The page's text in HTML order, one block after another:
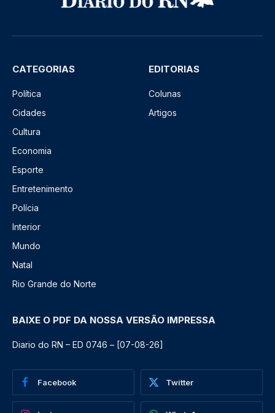
CATEGORIAS
Política
Cidades
Cultura
Economia
Esporte
Entretenimento
Polícia
Interior
Mundo
Natal
Rio Grande do Norte
EDITORIAS
Colunas
Artigos
BAIXE O PDF DA NOSSA VERSÃO IMPRESSA
Diario do RN – ED 0746 – [07-08-26]
Facebook Twitter